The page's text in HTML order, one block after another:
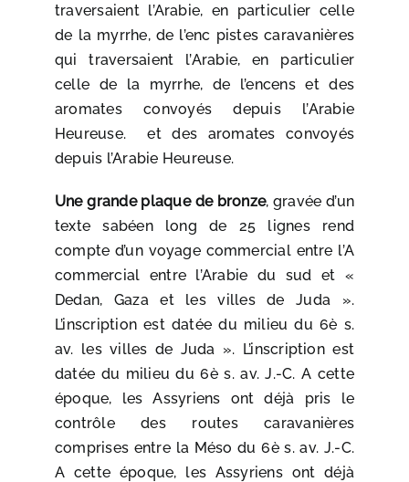
traversaient l’Arabie, en particulier celle
de la myrrhe, de l’enc pistes caravanières
qui traversaient l’Arabie, en particulier
celle de la myrrhe, de l’encens et des
aromates convoyés depuis l’Arabie
Heureuse. et des aromates convoyés
depuis l’Arabie Heureuse.
Une grande plaque de bronze, gravée d’un
texte sabéen long de 25 lignes rend
compte d’un voyage commercial entre l’A
commercial entre l’Arabie du sud et «
Dedan, Gaza et les villes de Juda ».
L’inscription est datée du milieu du 6è s.
av. les villes de Juda ». L’inscription est
datée du milieu du 6è s. av. J.-C. A cette
époque, les Assyriens ont déjà pris le
contrôle des routes caravanières
comprises entre la Méso du 6è s. av. J.-C.
A cette époque, les Assyriens ont déjà